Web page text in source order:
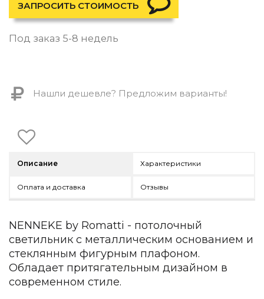
Контемпорари
Производство архитектурного и декоративного
Мебель
Столы и столики
Комоды и тумбы
Полки и стеллажи
Консоли
Мебель для HoReCa
Корпусная мебель на заказ
Шкафы и гардеробные на заказ
Мебель для ванной
Офисная мебель
Детская мебель
Уличная и садовая мебель
ЗАПРОСИТЬ СТОИМОСТЬ
Под заказ 5-8 недель
Нашли дешевле? Предложим варианты!
Описание Характеристики
Оплата и доставка Отзывы
NENNEKE by Romatti - потолочный
светильник с металлическим основанием и
стеклянным фигурным плафоном.
Обладает притягательным дизайном в
современном стиле.